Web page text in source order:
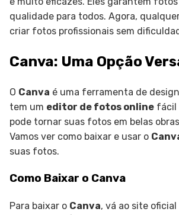
qualidade para todos. Agora,
criar fotos profissionais sem
Canva: Uma Opção
O Canva é uma ferramenta de
tem um editor de fotos online fácil
pode tornar suas fotos em belas
Vamos ver como baixar e usar o
suas fotos.
Como Baixar o Canva
Para baixar o Canva, vá ao site